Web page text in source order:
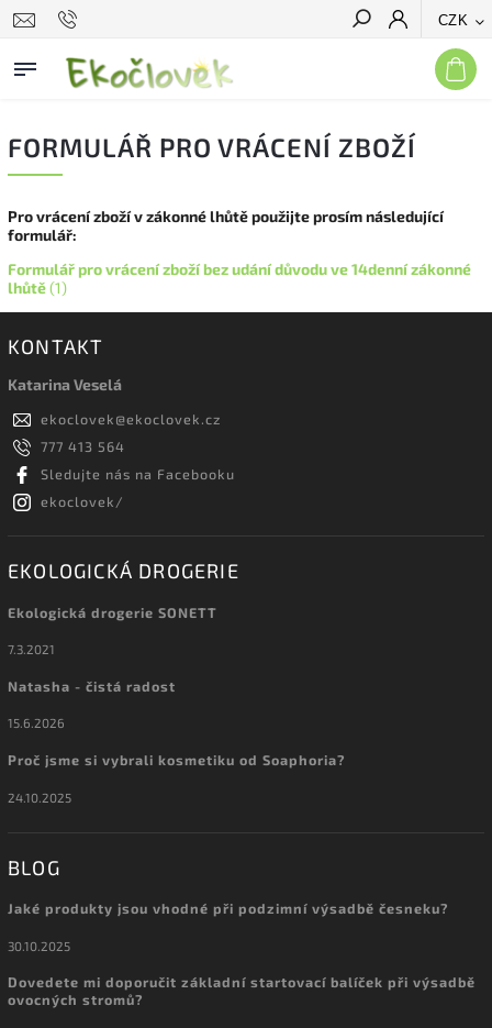
CZK
Hledat
FORMULÁŘ PRO VRÁCENÍ ZBOŽÍ
Pro vrácení zboží v zákonné lhůtě použijte prosím následující
formulář:
Formulář pro vrácení zboží bez udání důvodu ve 14denní zákonné
lhůtě(1)
KONTAKT
Katarina Veselá
ekoclovek@ekoclovek.cz
777 413 564
Sledujte nás na Facebooku
ekoclovek/
EKOLOGICKÁ DROGERIE
Ekologická drogerie SONETT
7.3.2021
Natasha - čistá radost
15.6.2026
Proč jsme si vybrali kosmetiku od Soaphoria?
24.10.2025
BLOG
Jaké produkty jsou vhodné při podzimní výsadbě česneku?
30.10.2025
Dovedete mi doporučit základní startovací balíček při výsadbě
ovocných stromů?